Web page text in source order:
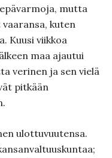
mutta
kuten
Kuusi viikkoa
maa ajautui
verinen ja sen vielä
pitkään
ulottuvuutensa.